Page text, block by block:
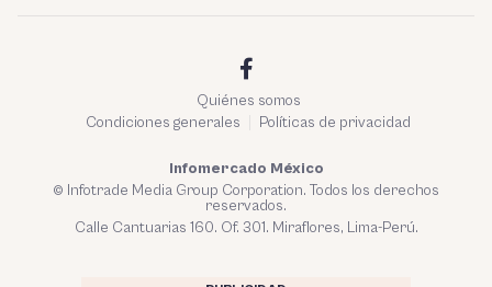
Quiénes somos
Condiciones generales
Políticas de privacidad
Infomercado México
© Infotrade Media Group Corporation. Todos los derechos
reservados.
Calle Cantuarias 160. Of. 301. Miraflores, Lima-Perú.